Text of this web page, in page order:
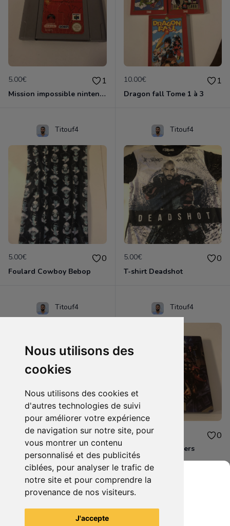
Nous utilisons des
cookies
Nous utilisons des cookies et
d'autres technologies de suivi
pour améliorer votre expérience
de navigation sur notre site, pour
vous montrer un contenu
personnalisé et des publicités
ciblées, pour analyser le trafic de
notre site et pour comprendre la
provenance de nos visiteurs.
J'accepte
5.00€ 1
Mission impossible nintendo 64
10.00€ 1
Dragon fall Tome 1 à 3
Titouf4
5.00€ 0
Foulard Cowboy Bebop
Titouf4
5.00€ 0
T-shirt Deadshot
Titouf4
10.00€ 0
Destiny 2 Xbox one
Titouf4
10.00€ 0
Steelbook Avengers
Voir tous les articles du vendeur
Grenier du Geek